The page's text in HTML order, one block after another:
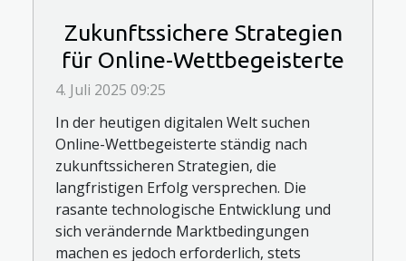
Zukunftssichere Strategien
für Online-Wettbegeisterte
4. Juli 2025 09:25
In der heutigen digitalen Welt suchen
Online-Wettbegeisterte ständig nach
zukunftssicheren Strategien, die
langfristigen Erfolg versprechen. Die
rasante technologische Entwicklung und
sich verändernde Marktbedingungen
machen es jedoch erforderlich, stets